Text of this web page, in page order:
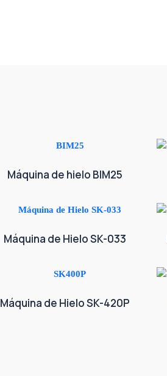
Máquina de hielo BIM25
Máquina de Hielo SK-033
Máquina de Hielo SK-420P